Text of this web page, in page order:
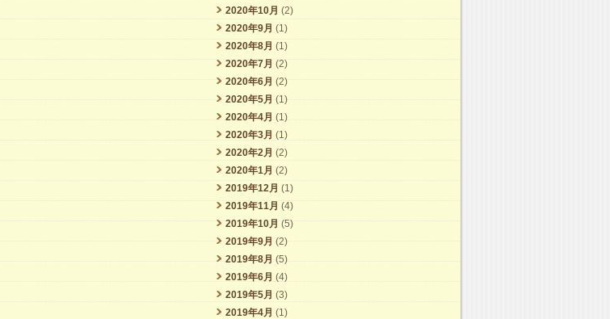
2020年10月 (2)
2020年9月 (1)
2020年8月 (1)
2020年7月 (2)
2020年6月 (2)
2020年5月 (1)
2020年4月 (1)
2020年3月 (1)
2020年2月 (2)
2020年1月 (2)
2019年12月 (1)
2019年11月 (4)
2019年10月 (5)
2019年9月 (2)
2019年8月 (5)
2019年6月 (4)
2019年5月 (3)
2019年4月 (1)